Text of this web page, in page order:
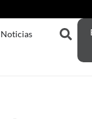
Noticias